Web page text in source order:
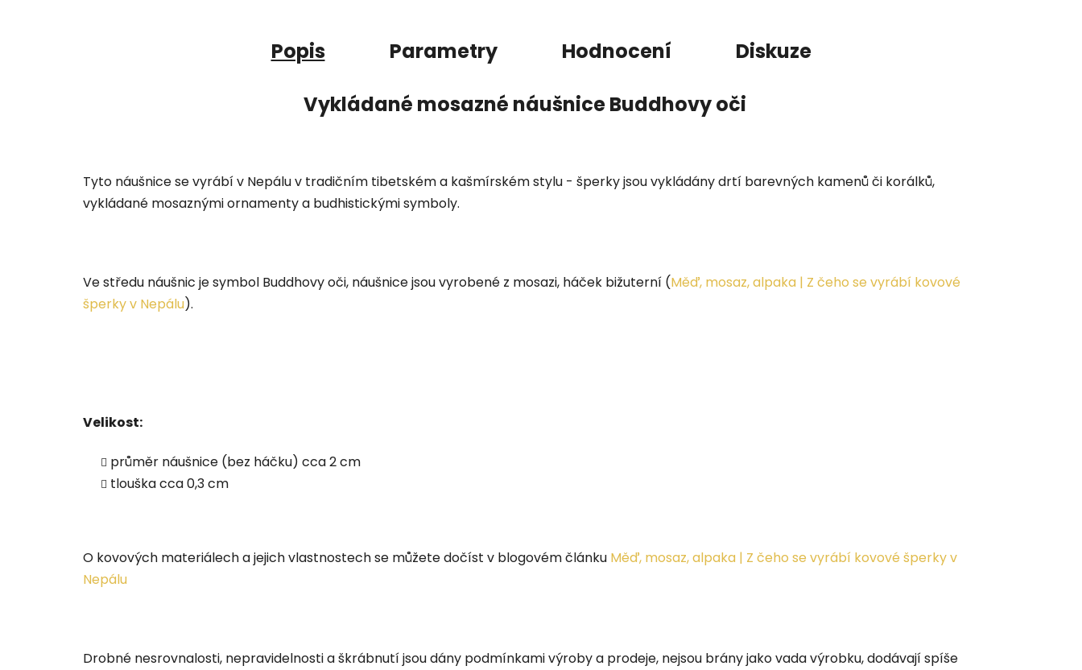
Popis Parametry Hodnocení
Diskuze
Vykládané mosazné náušnice Buddhovy oči
Tyto náušnice se vyrábí v Nepálu v tradičním tibetském a kašmírském stylu - šperky jsou vykládány drtí barevných kamenů či korálků,
vykládané mosaznými ornamenty a budhistickými symboly.
Ve středu náušnic je symbol Buddhovy oči, náušnice jsou vyrobené z mosazi, háček bižuterní (Měď, mosaz, alpaka | Z čeho se vyrábí kovové
šperky v Nepálu).
Velikost:
průměr náušnice (bez háčku) cca 2 cm
tlouška cca 0,3 cm
O kovových materiálech a jejich vlastnostech se můžete dočíst v blogovém článku Měď, mosaz, alpaka | Z čeho se vyrábí kovové šperky v
Nepálu
Drobné nesrovnalosti, nepravidelnosti a škrábnutí jsou dány podmínkami výroby a prodeje, nejsou brány jako vada výrobku, dodávají spíše